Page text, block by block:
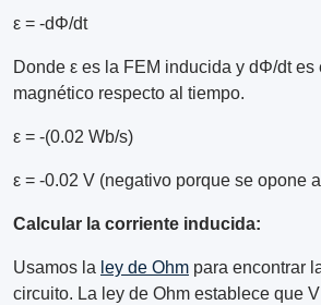
ε = -dΦ/dt
Donde ε es la FEM inducida y dΦ/dt
magnético respecto al tiempo.
ε = -(0.02 Wb/s)
ε = -0.02 V (negativo porque se opone
Calcular la corriente inducida:
Usamos la ley de Ohm para encontrar
circuito. La ley de Ohm establece que